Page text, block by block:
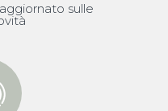
sulle